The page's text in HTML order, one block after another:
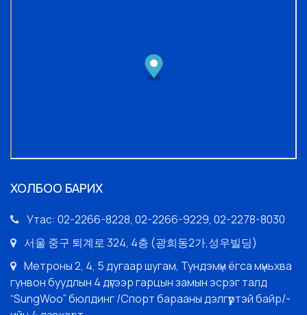
ХОЛБОО БАРИХ
Утас: 02-2266-8228, 02-2266-9229, 02-2278-8030
서울 중구 퇴계로 324, 4층 (광희동2가,성우빌딩)
Метроны 2, 4, 5 дугаар шугам, Тундэмүн ёгса мүньхва
гунвон буудлын 4 дүгээр гарцын замын эсрэг талд
“SungWoo” бюлдинг /Спорт барааны дэлгүүртэй байр/-